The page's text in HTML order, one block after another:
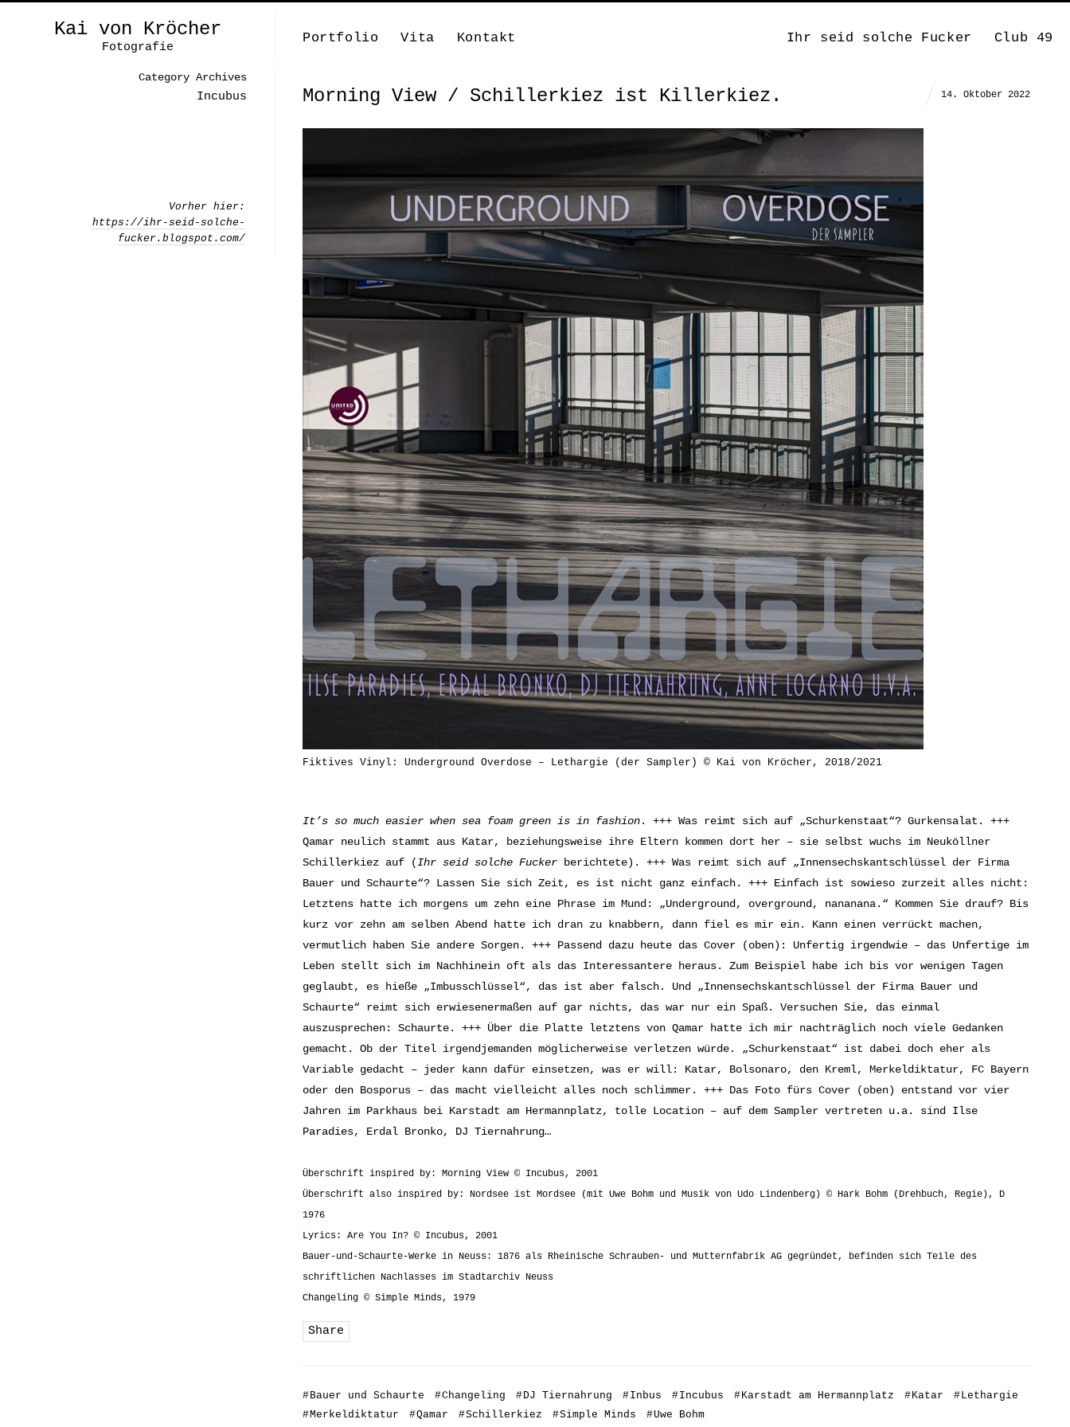
Kai von Kröcher
Fotografie
Portfolio Vita Kontakt Ihr seid solche Fucker Club 49
Morning View / Schillerkiez ist Killerkiez. 14. Oktober 2022
Fiktives Vinyl: Underground Overdose – Lethargie (der Sampler) © Kai von Kröcher, 2018/2021
It’s so much easier when sea foam green is in fashion. +++ Was reimt sich auf „Schurkenstaat“? Gurkensalat. +++
Qamar neulich stammt aus Katar, beziehungsweise ihre Eltern kommen dort her – sie selbst wuchs im Neuköllner
Schillerkiez auf (Ihr seid solche Fucker berichtete). +++ Was reimt sich auf „Innensechskantschlüssel der Firma
Bauer und Schaurte“? Lassen Sie sich Zeit, es ist nicht ganz einfach. +++ Einfach ist sowieso zurzeit alles nicht:
Letztens hatte ich morgens um zehn eine Phrase im Mund: „Underground, overground, nananana.“ Kommen Sie drauf? Bis
kurz vor zehn am selben Abend hatte ich dran zu knabbern, dann fiel es mir ein. Kann einen verrückt machen,
vermutlich haben Sie andere Sorgen. +++ Passend dazu heute das Cover (oben): Unfertig irgendwie – das Unfertige im
Leben stellt sich im Nachhinein oft als das Interessantere heraus. Zum Beispiel habe ich bis vor wenigen Tagen
geglaubt, es hieße „Imbusschlüssel“, das ist aber falsch. Und „Innensechskantschlüssel der Firma Bauer und
Schaurte“ reimt sich erwiesenermaßen auf gar nichts, das war nur ein Spaß. Versuchen Sie, das einmal
auszusprechen: Schaurte. +++ Über die Platte letztens von Qamar hatte ich mir nachträglich noch viele Gedanken
gemacht. Ob der Titel irgendjemanden möglicherweise verletzen würde. „Schurkenstaat“ ist dabei doch eher als
Variable gedacht – jeder kann dafür einsetzen, was er will: Katar, Bolsonaro, den Kreml, Merkeldiktatur, FC Bayern
oder den Bosporus – das macht vielleicht alles noch schlimmer. +++ Das Foto fürs Cover (oben) entstand vor vier
Jahren im Parkhaus bei Karstadt am Hermannplatz, tolle Location – auf dem Sampler vertreten u.a. sind Ilse
Paradies, Erdal Bronko, DJ Tiernahrung…
Überschrift inspired by: Morning View © Incubus, 2001
Überschrift also inspired by: Nordsee ist Mordsee (mit Uwe Bohm und Musik von Udo Lindenberg) © Hark Bohm (Drehbuch, Regie), D
1976
Lyrics: Are You In? © Incubus, 2001
Bauer-und-Schaurte-Werke in Neuss: 1876 als Rheinische Schrauben- und Mutternfabrik AG gegründet, befinden sich Teile des
schriftlichen Nachlasses im Stadtarchiv Neuss
Changeling © Simple Minds, 1979
Share
#Bauer und Schaurte #Changeling #DJ Tiernahrung #Inbus #Incubus #Karstadt am Hermannplatz #Katar #Lethargie
#Merkeldiktatur #Qamar #Schillerkiez #Simple Minds #Uwe Bohm
Category Archives
Incubus
Vorher hier:
https://ihr-seid-solche-
fucker.blogspot.com/